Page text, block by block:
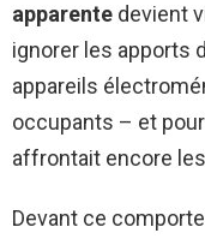
apparente devient
ignorer les apports
appareils
occupants – et
affrontait encore
Devant ce